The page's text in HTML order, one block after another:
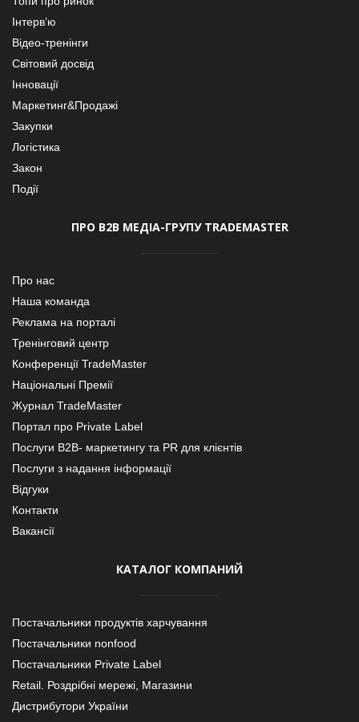
Інтерв’ю
Відео-тренінги
Світовий досвід
Інновації
Маркетинг&Продажі
Закупки
Логістика
Закон
Події
ПРО В2В МЕДІА-ГРУПУ TRADEMASTER
Про нас
Наша команда
Реклама на порталі
Тренінговий центр
Конференції TradeMaster
Національні Премії
Журнал TradeMaster
Портал про Private Label
Послуги В2В- маркетингу та PR для клієнтів
Послуги з надання інформації
Відгуки
Контакти
Вакансії
КАТАЛОГ КОМПАНИЙ
Постачальники продуктів харчування
Постачальники nonfood
Постачальники Private Label
Retail. Роздрібні мережі, Магазини
Дистрибутори України